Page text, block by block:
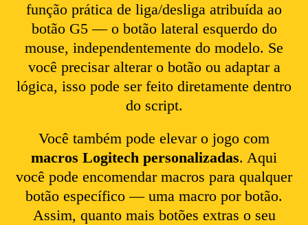
função prática de liga/desliga atribuída ao
botão G5 — o botão lateral esquerdo do
mouse, independentemente do modelo. Se
você precisar alterar o botão ou adaptar a
lógica, isso pode ser feito diretamente dentro
do script.
Você também pode elevar o jogo com
macros Logitech personalizadas. Aqui
você pode encomendar macros para qualquer
botão específico — uma macro por botão.
Assim, quanto mais botões extras o seu